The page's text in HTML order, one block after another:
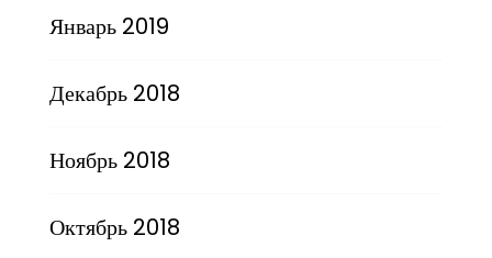
Январь 2019
Декабрь 2018
Ноябрь 2018
Октябрь 2018